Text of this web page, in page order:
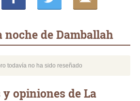
noche de Damballah
todavía no ha sido reseñado
opiniones de La